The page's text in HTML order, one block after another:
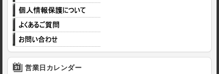
営業日カレンダー